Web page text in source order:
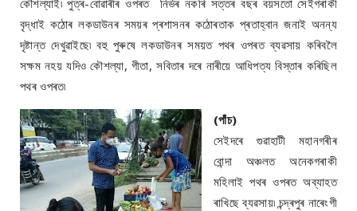
বৃদ্ধাই কঠোৰ লকডাউনৰ সময়ৰ প্ৰশাসনৰ কঠোৰতাক প্ৰতাহ্বান জনাই অনন্য
দৃষ্টান্ত দেখুৱাইছে৷ বহু পুৰুষে লকডাউনৰ সময়ত পথৰ ওপৰত ব্যৱসায় কৰিবলৈ
সক্ষম নহয় যদিও কৌশল্যা, গীতা, সবিতাৰ দৰে নাৰীয়ে আধিপত্য বিস্তাৰ কৰিছিল
পথৰ ওপৰত৷
(পাঁচ)
সেইদৰে গুৱাহাটী মহানগৰীৰ
বোন্দা অঞ্চলত অনেকগৰাকী
মহিলাই পথৰ ওপৰত অব্যাহত
ৰাখিছে ব্যৱসায়৷ চন্দ্ৰপুৰ নাৰেংগী